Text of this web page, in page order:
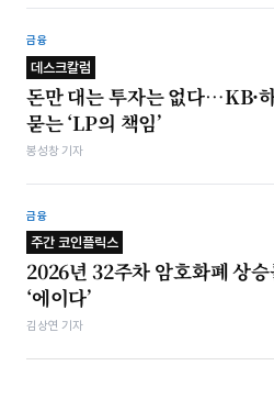
금융
데스크칼럼
돈만 대는 투자는 없다…KB·
묻는 ‘LP의 책임’
봉성창 기자
금융
주간 코인플릭스
2026년 32주차 암호화폐 상승
‘에이다’
김상연 기자